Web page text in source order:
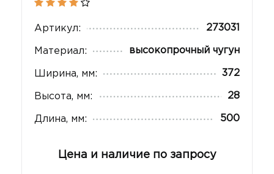
Артикул: 273031
Материал: высокопрочный чугун
Ширина, мм: 372
Высота, мм: 28
Длина, мм: 500
Цена и наличие по запросу